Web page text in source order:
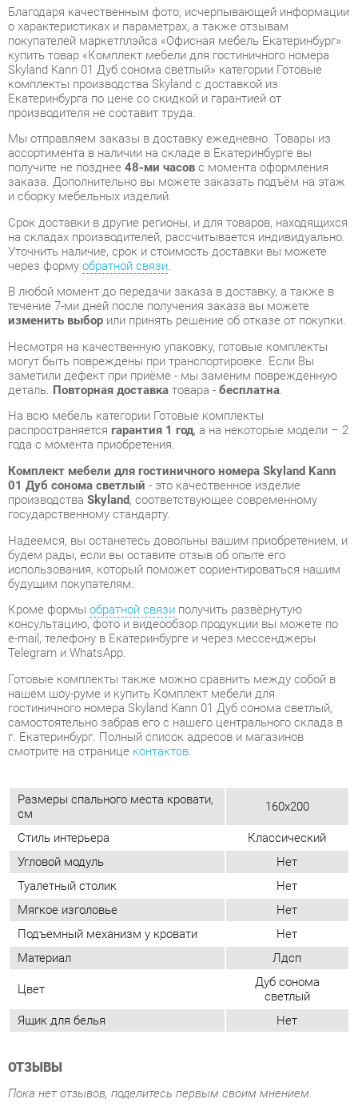
комплекты производства Skyland с доставкой из
Екатеринбурга по цене со скидкой и гарантией от
производителя не составит труда.
Мы отправляем заказы в доставку ежедневно. Товары из
ассортимента в наличии на складе в Екатеринбурге вы
получите не позднее48-ми часовс момента оформления
заказа. Дополнительно вы можете заказать подъём на этаж
и сборку мебельных изделий.
Срок доставки в другие регионы, и для товаров, находящихся
на складах производителей, рассчитывается индивидуально.
Уточнить наличие, срок и стоимость доставки вы можете
через формуобратной связи.
течение 7-ми дней после получения заказа вы можете
изменить выборили принять решение об отказе от покупки.
Несмотря на качественную упаковку, готовые комплекты
могут быть повреждены при транспортировке. Если Вы
заметили дефект при приёме - мы заменим поврежденную
деталь.Повторная доставкатовара -бесплатна.
На всю мебель категории Готовые комплекты
распространяется гарантия 1 год, а на некоторые модели – 2
года с момента приобретения.
Комплект мебели для гостиничного номера Skyland Kann
01 Дуб сонома светлый- это качественное изделие
производства , соответствующее современному
государственному стандарту.
Надеемся, вы останетесь довольны вашим приобретением, и
использования, который поможет сориентироваться нашим
будущим покупателям.
Кроме формыобратной связиполучить развёрнутую
e-mail, телефону в Екатеринбурге и через мессенджеры
Telegram и WhatsApp.
Готовые комплекты также можно сравнить между собой в
нашем шоу-руме и купить Комплект мебели для
гостиничного номера Skyland Kann 01 Дуб сонома светлый,
самостоятельно забрав его с нашего центрального склада в
г. Екатеринбург. Полный список адресов и магазинов
смотрите на странице
контактов
Размеры спального места кровати,
см 160x200
Стиль интерьера
Классический
Угловой модуль
Мягкое изголовье
Нет
Подъемный механизм у кровати Нет
Материал Лдсп
Цвет
Дуб сонома
светлый
Ящик для белья
Нет
ОТЗЫВЫ
Пока нет отзывов, поделитесь первым своим мнением.
ДОБАВИТЬ ОТЗЫВ